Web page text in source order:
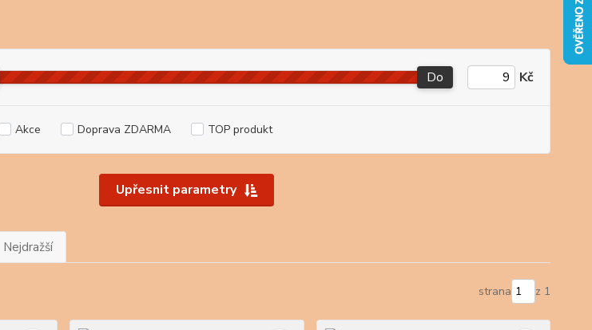
Upřesnit parametry
Do Kč
Akce Doprava ZDARMA TOP produkt
Nejdražší
strana z 1
zpracováním osobních údajůpro účely registrace.
Zavřít